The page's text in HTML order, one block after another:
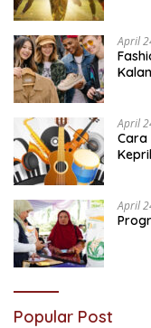
April
April
Cara
April
Popular Post